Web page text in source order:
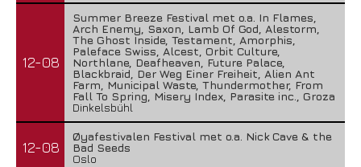
12-08
Summer Breeze Festival met o.a. In Flames,
Arch Enemy, Saxon, Lamb Of God, Alestorm,
The Ghost Inside, Testament, Amorphis,
Paleface Swiss, Alcest, Orbit Culture,
Northlane, Deafheaven, Future Palace,
Blackbraid, Der Weg Einer Freiheit, Alien Ant
Farm, Municipal Waste, Thundermother, From
Fall To Spring, Misery Index, Parasite inc., Groza
Dinkelsbühl
12-08
Øyafestivalen Festival met o.a. Nick Cave & the
Bad Seeds
Oslo